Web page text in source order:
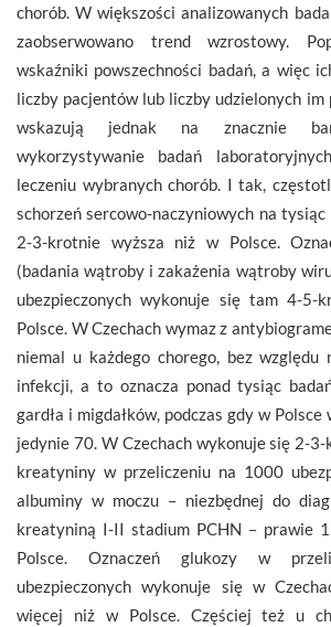
chorób. W większości analizowanych
zaobserwowano trend wzrostowy.
wskaźniki powszechności badań, a więc
liczby pacjentów lub liczby udzielonych im
wskazują jednak na znacznie
wykorzystywanie badań
leczeniu wybranych chorób. I tak,
schorzeń sercowo-naczyniowych na
2-3-krotnie wyższa niż w Polsce.
(badania wątroby i zakażenia wątroby
ubezpieczonych wykonuje się tam 4-5-
Polsce. W Czechach wymaz z
niemal u każdego chorego, bez
infekcji, a to oznacza ponad tysiąc
gardła i migdałków, podczas gdy w
jedynie 70. W Czechach wykonuje się 2-
kreatyniny w przeliczeniu na 1000
albuminy w moczu – niezbędnej do
kreatyniną I-II stadium PCHN – prawie
Polsce. Oznaczeń glukozy w
ubezpieczonych wykonuje się w
więcej niż w Polsce. Częściej też u